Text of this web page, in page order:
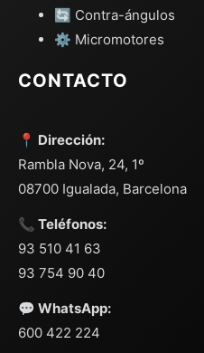
🔄 Contra-ángulos
⚙️ Micromotores
CONTACTO
📍 Dirección:
Rambla Nova, 24, 1º
08700 Igualada, Barcelona
📞 Teléfonos:
93 510 41 63
93 754 90 40
💬 WhatsApp:
600 422 224